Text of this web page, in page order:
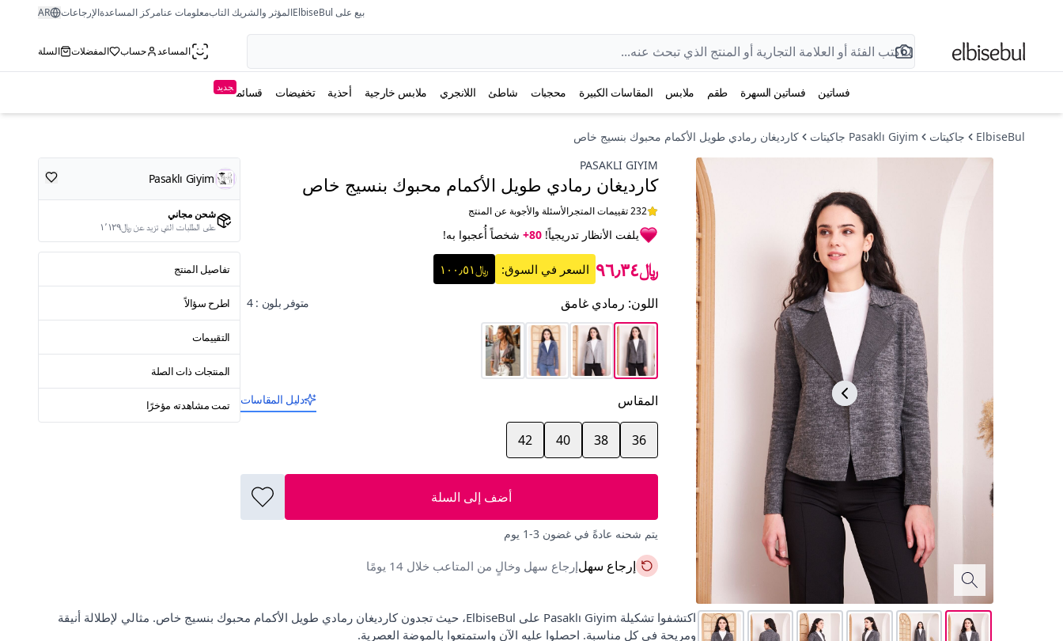
بيع على ElbiseBul المؤثر والشريك التابمعلومات عنامركز المساعدةالإرجاعات AR
المساعد حساب المفضلات السلة
فساتين فساتين السهرة طقم ملابس المقاسات الكبيرة محجبات شاطئ اللانجري ملابس خارجية أحذية تخفيضات قسائم جديد
ElbiseBul جاكيتات Pasaklı Giyim جاكيتات
كارديغان رمادي طويل الأكمام محبوك بنسيج خاص
PASAKLI GIYIM
كارديغان رمادي طويل الأكمام محبوك بنسيج خاص
232 تقييمات المتجر الأسئلة والأجوبة عن المنتج
يلفت الأنظار تدريجياً! 80+ شخصاً أُعجبوا به!
﷼٩٦٫٣٤ السعر في السوق: ﷼١٠٠٫٥١
اللون: رمادي غامق متوفر بلون : 4
المقاس دليل المقاسات
36
38
40
42
أضف إلى السلة
يتم شحنه عادةً في غضون 3-1 يوم
إرجاع سهلإرجاع سهل وخالٍ من المتاعب خلال 14 يومًا
Pasaklı Giyim
شحن مجاني
على الطلبات التي تزيد عن ﷼١٬١٢٩
تفاصيل المنتج
اطرح سؤالاً
التقييمات
المنتجات ذات الصلة
تمت مشاهدته مؤخرًا
اكتشفوا تشكيلة Pasaklı Giyim على ElbiseBul، حيث تجدون كارديغان رمادي طويل الأكمام محبوك بنسيج خاص. مثالي لإطلالة أنيقة
ومريحة في كل مناسبة. احصلوا عليه الآن واستمتعوا بالموضة العصرية.